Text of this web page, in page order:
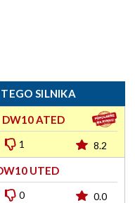
SILNIKA
ATED
1 8.2
UTED
0 0.0